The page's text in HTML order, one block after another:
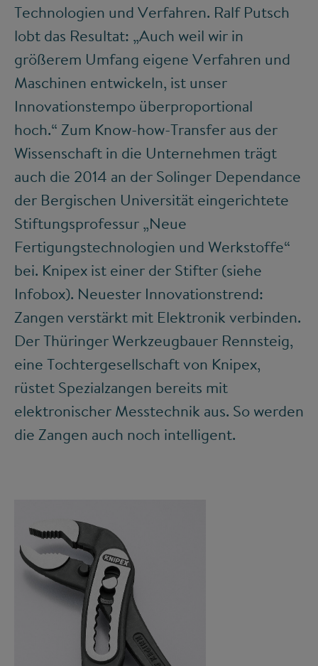
Technologien und Verfahren. Ralf Putsch
lobt das Resultat: „Auch weil wir in
größerem Umfang eigene Verfahren und
Maschinen entwickeln, ist unser
Innovationstempo überproportional
hoch.“ Zum Know-how-Transfer aus der
Wissenschaft in die Unternehmen trägt
auch die 2014 an der Solinger Dependance
der Bergischen Universität eingerichtete
Stiftungsprofessur „Neue
Fertigungstechnologien und Werkstoffe“
bei. Knipex ist einer der Stifter (siehe
Infobox). Neuester Innovationstrend:
Zangen verstärkt mit Elektronik verbinden.
Der Thüringer Werkzeugbauer Rennsteig,
eine Tochtergesellschaft von Knipex,
rüstet Spezialzangen bereits mit
elektronischer Messtechnik aus. So werden
die Zangen auch noch intelligent.